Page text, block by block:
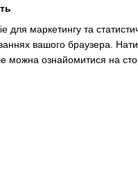
маркетингу та
вашого браузера.
можна ознайомитися на